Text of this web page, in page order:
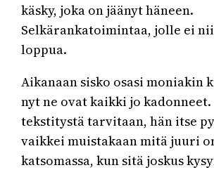
käsky, joka on jäänyt häneen.
Selkärankatoimintaa, jolle ei
loppua.
Aikanaan sisko osasi moniakin
nyt ne ovat kaikki jo kadonneet.
tekstitystä tarvitaan, hän itse
vaikkei muistakaan mitä juuri
katsomassa, kun sitä joskus